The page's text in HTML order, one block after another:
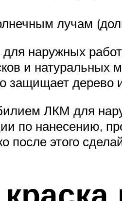
лучам
наружных
и натуральных
защищает дерево
ЛКМ для
по нанесению,
после этого